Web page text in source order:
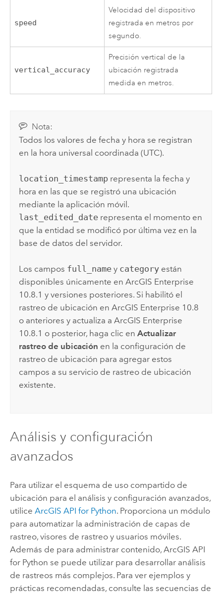
speed
Velocidad del dispositivo
registrada en metros por
segundo.
vertical_accuracy
Precisión vertical de la
ubicación registrada
medida en metros.
Nota:
Todos los valores de fecha y hora se registran
en la hora universal coordinada (UTC).
location_timestamp representa la fecha y
hora en las que se registró una ubicación
mediante la aplicación móvil.
last_edited_date representa el momento en
que la entidad se modificó por última vez en la
base de datos del servidor.
Los campos full_name y category están
disponibles únicamente enArcGIS Enterprise
10.8.1 y versiones posteriores. Si habilitó el
rastreo de ubicación enArcGIS Enterprise 10.8
o anteriores y actualiza aArcGIS Enterprise
10.8.1 o posterior, haga clic enActualizar
rastreo de ubicación en la configuración de
rastreo de ubicación para agregar estos
campos a su servicio de rastreo de ubicación
existente.
Análisis y configuración
avanzados
Para utilizar el esquema de uso compartido de
ubicación para el análisis y configuración avanzados,
utilice ArcGIS API for Python. Proporciona un módulo
para automatizar la administración de capas de
rastreo, visores de rastreo y usuarios móviles.
Además de para administrar contenido, ArcGIS API
for Python se puede utilizar para desarrollar análisis
de rastreos más complejos. Para ver ejemplos y
prácticas recomendadas, consulte las secuencias de